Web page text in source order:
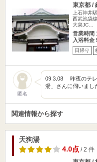
東京都 /
上石神井
西武池袋
大泉JC…
営業時間
入浴料金
日帰り
匿名
09.3.08 昨夜のテレ
湯」さんに伺いま
関連情報から探す
天狗湯
4.0点/ 2 件